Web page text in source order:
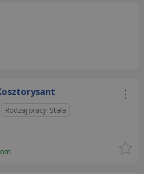
Rodzaj pracy: Stała